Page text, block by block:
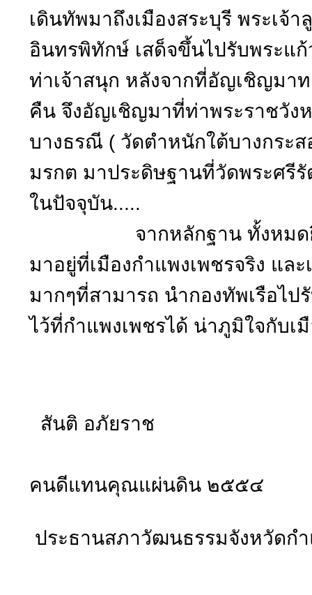
เดินทัพมาถึงเมืองสระบุรี พระเจ้
อินทรพิทักษ์ เสด็จขึ้นไปรับพระแ
ท่าเจ้าสนุก หลังจากที่อัญเชิญมา
คืน จึงอัญเชิญมาที่ท่าพระราชวัง
บางธรณี ( วัดตำหนักใต้บางกระ
มรกต มาประดิษฐานที่วัดพระศรี
ในปัจจุบัน.....
จากหลักฐาน ทั้งหมดยืนยั
มาอยู่ที่เมืองกำแพงเพชรจริง แล
มากๆที่สามารถ นำกองทัพเรือไป
ไว้ที่กำแพงเพชรได้ น่าภูมิใจกับเ
สันติ อภัยราช
คนดีแทนคุณแผ่นดิน ๒๕๕๔
ประธานสภาวัฒนธรรมจังหวัดก